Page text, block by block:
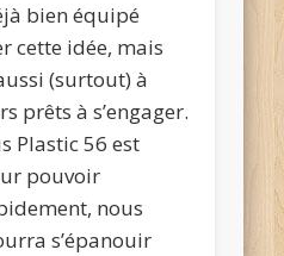
bien équipé
cette idée, mais
(surtout) à
prêts à s’engager.
Plastic 56 est
pouvoir
nous
s’épanouir